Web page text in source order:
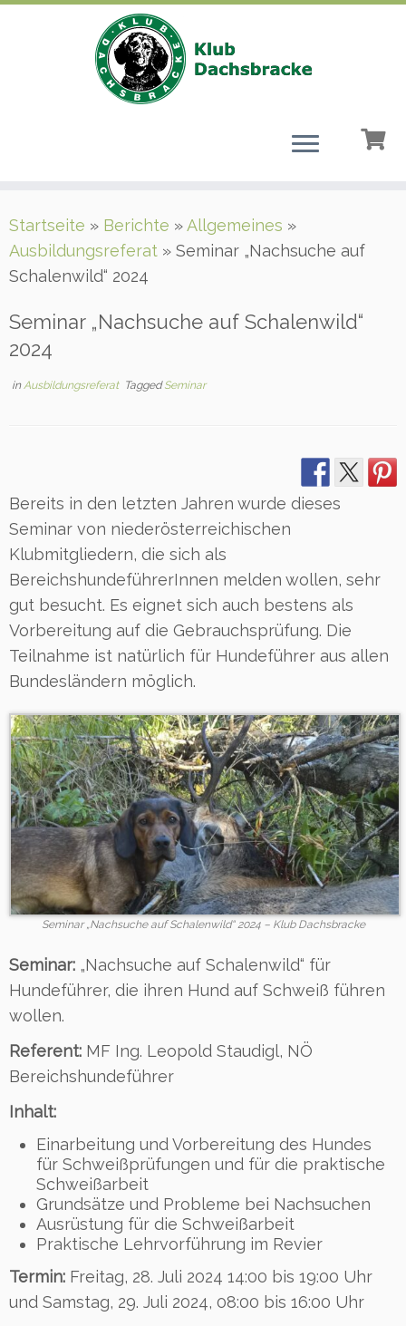
Inhalt
springen
Startseite » Berichte »Allgemeines »
Ausbildungsreferat » Seminar „Nachsuche auf
Schalenwild“ 2024
Seminar „Nachsuche auf Schalenwild“
2024
inAusbildungsreferat TaggedSeminar
Bereits in den letzten Jahren wurde dieses
Seminar von niederösterreichischen
Klubmitgliedern, die sich als
BereichshundeführerInnen melden wollen, sehr
gut besucht. Es eignet sich auch bestens als
Vorbereitung auf die Gebrauchsprüfung. Die
Teilnahme ist natürlich für Hundeführer aus allen
Bundesländern möglich.
Seminar „Nachsuche auf Schalenwild“ 2024 – Klub Dachsbracke
Seminar: „Nachsuche auf Schalenwild“ für
Hundeführer, die ihren Hund auf Schweiß führen
wollen.
Referent: MF Ing. Leopold Staudigl, NÖ
Bereichshundeführer
Inhalt:
Einarbeitung und Vorbereitung des Hundes
für Schweißprüfungen und für die praktische
Schweißarbeit
Grundsätze und Probleme bei Nachsuchen
Ausrüstung für die Schweißarbeit
Praktische Lehrvorführung im Revier
Termin: Freitag, 28. Juli 2024 14:00 bis 19:00 Uhr
und Samstag, 29. Juli 2024, 08:00 bis 16:00 Uhr